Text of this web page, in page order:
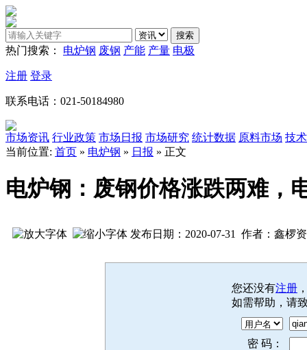
热门搜索： 电炉钢 废钢 产能 产量 电极
注册 登录
联系电话：021-50184980
市场资讯 行业政策 市场日报 市场研究 统计数据 原料市场 技
当前位置: 首页 » 电炉钢 » 日报 » 正文
电炉钢：废钢价格涨跌两难，
发布日期：2020-07-31 作者：鑫椤
您还没有注册
如需帮助，请
密 码：